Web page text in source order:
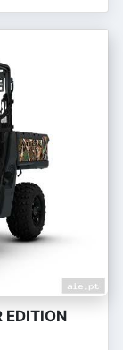
EDITION